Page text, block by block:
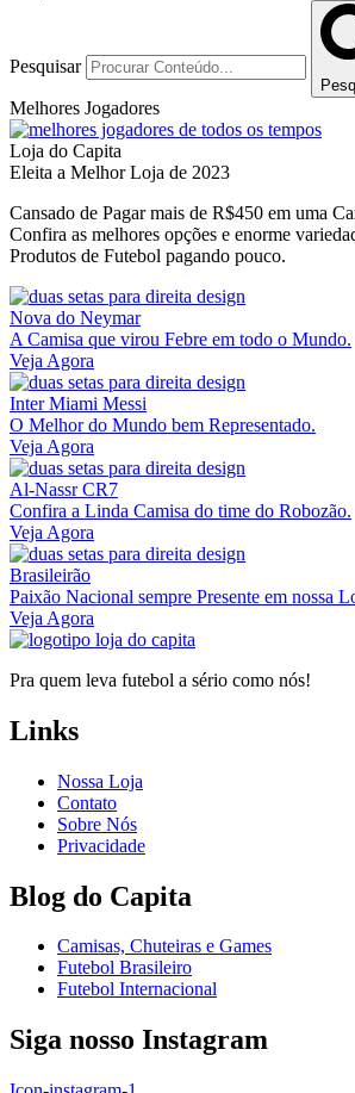
Pesquisar
Melhores Jogadores
Loja do Capita
Eleita a Melhor Loja de 2023
Cansado de Pagar mais de R$450 em uma
Confira as melhores opções e enorme
Produtos de Futebol pagando pouco.
Nova do Neymar
A Camisa que virou Febre em todo o Mundo.
Veja Agora
Inter Miami Messi
O Melhor do Mundo bem Representado.
Veja Agora
Al-Nassr CR7
Confira a Linda Camisa do time do Robozão.
Veja Agora
Brasileirão
Paixão Nacional sempre Presente em nossa
Veja Agora
Pra quem leva futebol a sério como nós!
Links
Nossa Loja
Contato
Sobre Nós
Privacidade
Blog do Capita
Camisas, Chuteiras e Games
Futebol Brasileiro
Futebol Internacional
Siga nosso Instagram